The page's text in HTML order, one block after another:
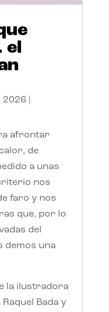
el
2026
afrontar
de
a unas
nos
faro y nos
que, por lo
del
demos una
la ilustradora
Bada y